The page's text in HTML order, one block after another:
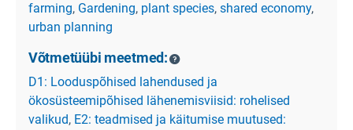
farming, Gardening, plant species, shared economy,
urban planning
Võtmetüübi meetmed:
D1: Looduspõhised lahendused ja
ökosüsteemipõhised lähenemisviisid: rohelised
valikud, E2: teadmised ja käitumise muutused: